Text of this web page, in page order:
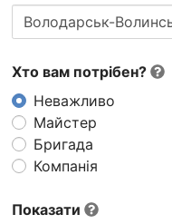
Володарськ-
Хто вам потрібен?
Неважливо
Майстер
Бригада
Компанія
Показати